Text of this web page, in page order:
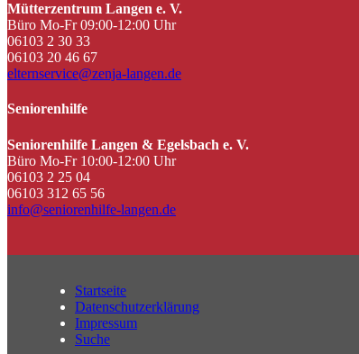
Mütterzentrum Langen e. V.
Büro Mo-Fr 09:00-12:00 Uhr
06103 2 30 33
06103 20 46 67
elternservice@zenja-langen.de
Seniorenhilfe
Seniorenhilfe Langen & Egelsbach e. V.
Büro Mo-Fr 10:00-12:00 Uhr
06103 2 25 04
06103 312 65 56
info@seniorenhilfe-langen.de
Startseite
Datenschutzerklärung
Impressum
Suche